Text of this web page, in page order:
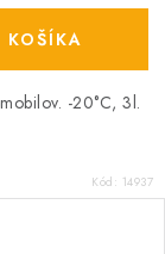
KOŠÍKA
-20°C, 3l.
Kód: 14937